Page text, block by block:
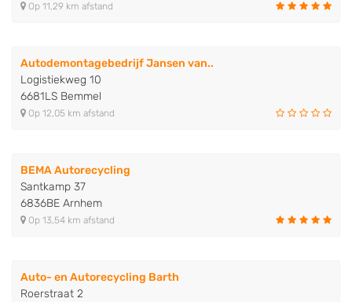
Op 11,29 km afstand
Autodemontagebedrijf Jansen van..
Logistiekweg 10
6681LS Bemmel
Op 12,05 km afstand
BEMA Autorecycling
Santkamp 37
6836BE Arnhem
Op 13,54 km afstand
Auto- en Autorecycling Barth
Roerstraat 2